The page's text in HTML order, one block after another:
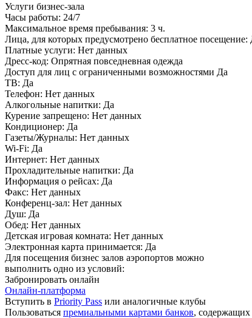
Услуги бизнес-зала
Часы работы: 24/7
Максимальное время пребывания: 3 ч.
Лица, для которых предусмотрено бесплатное посещение:
Платные услуги: Нет данных
Дресс-код: Опрятная повседневная одежда
Доступ для лиц с ограниченными возможностями Да
ТВ: Да
Телефон: Нет данных
Алкогольные напитки: Да
Курение запрещено: Нет данных
Кондиционер: Да
Газеты/Журналы: Нет данных
Wi-Fi: Да
Интернет: Нет данных
Прохладительные напитки: Да
Информация о рейсах: Да
Факс: Нет данных
Конференц-зал: Нет данных
Душ: Да
Обед: Нет данных
Детская игровая комната: Нет данных
Электронная карта принимается: Да
Для посещения бизнес залов аэропортов можно
выполнить одно из условий:
Забронировать онлайн
Онлайн-платформа
Вступить в Priority Pass или аналогичные клубы
Пользоваться премиальными картами банков,